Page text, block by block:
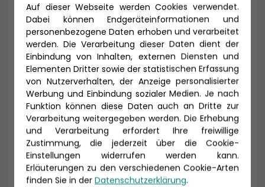
Titel
Vorname * Nachname *
E-Mail *
Auf dieser Webseite werden Cookies verwendet.
Dabei können Endgeräteinformationen und
personenbezogene Daten erhoben und verarbeitet
werden. Die Verarbeitung dieser Daten dient der
Einbindung von Inhalten, externen Diensten und
Elementen Dritter sowie der statistischen Erfassung
von Nutzerverhalten, der Anzeige personalisierter
Werbung und Einbindung sozialer Medien. Je nach
Funktion können diese Daten auch an Dritte zur
Verarbeitung weitergegeben werden. Die Erhebung
und Verarbeitung erfordert Ihre freiwillige
Zustimmung, die jederzeit über die Cookie-
Einstellungen widerrufen werden kann.
Erläuterungen zu den verschiedenen Cookie-Arten
finden Sie in der Datenschutzerklärung.